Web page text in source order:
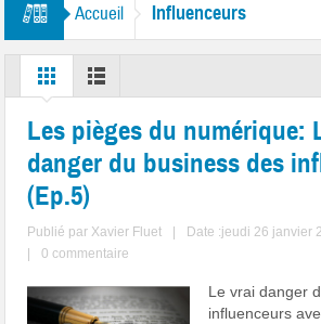
Accueil Influenceurs
Les pièges du numérique:
danger du business des
(Ep.5)
Publié par Xavier Fluet
Date :jeudi 26 janvier
0 commentaire
Le vrai danger
influenceurs